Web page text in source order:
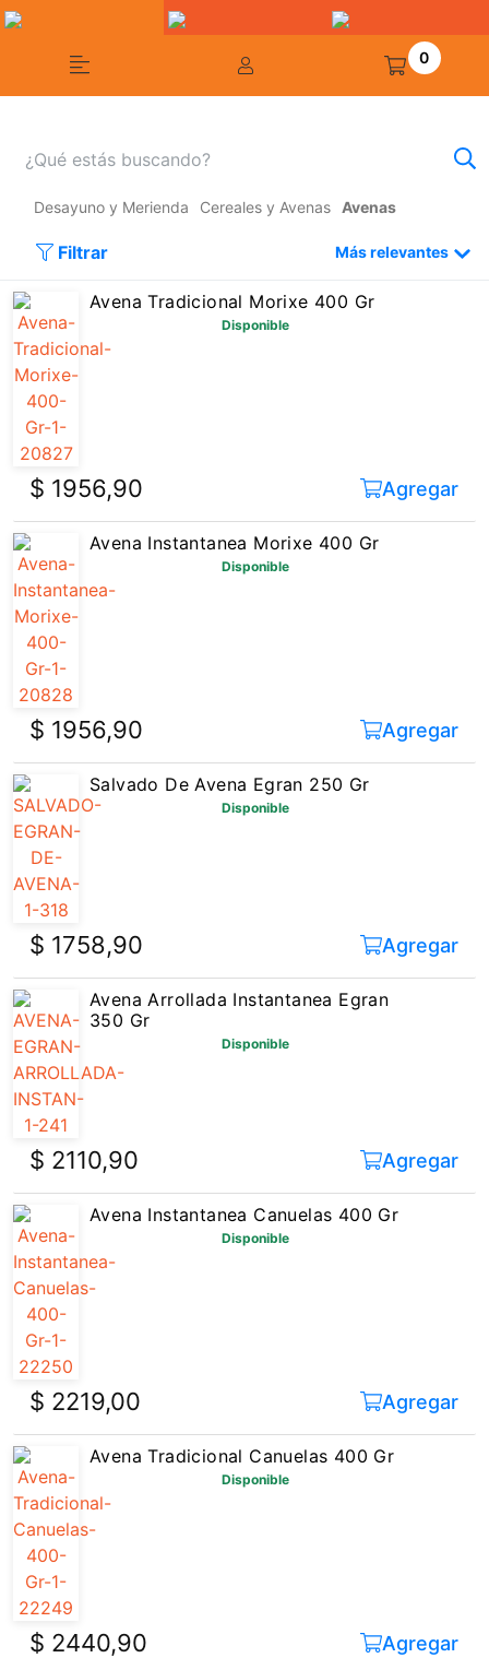
0
Desayuno y Merienda Cereales y Avenas Avenas
Filtrar Más relevantes
Avena Tradicional Morixe 400 Gr
Disponible
$ 1956,90 Agregar
Avena Instantanea Morixe 400 Gr
Disponible
$ 1956,90 Agregar
Salvado De Avena Egran 250 Gr
Disponible
$ 1758,90 Agregar
Avena Arrollada Instantanea Egran
350 Gr
Disponible
$ 2110,90 Agregar
Avena Instantanea Canuelas 400 Gr
Disponible
$ 2219,00 Agregar
Avena Tradicional Canuelas 400 Gr
Disponible
$ 2440,90 Agregar